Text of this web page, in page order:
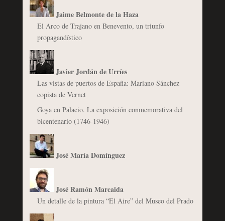
Jaime Belmonte de la Haza
El Arco de Trajano en Benevento, un triunfo
propagandístico
Javier Jordán de Urríes
Las vistas de puertos de España: Mariano Sánchez
copista de Vernet
Goya en Palacio. La exposición conmemorativa del
bicentenario (1746-1946)
José María Domínguez
José Ramón Marcaida
Un detalle de la pintura “El Aire” del Museo del Prado